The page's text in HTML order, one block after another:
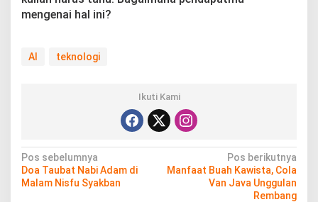
mengenai hal ini?
AI teknologi
Ikuti Kami
N
a
Pos sebelumnya
Doa Taubat Nabi Adam di
Malam Nisfu Syakban
Pos berikutnya
Manfaat Buah Kawista, Cola
Van Java Unggulan
Rembang